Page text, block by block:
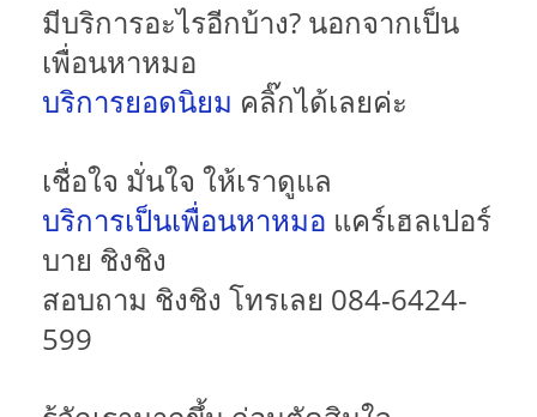
มีบริการอะไรอีกบ้าง? นอกจากเป็น
เพื่อนหาหมอ
บริการยอดนิยม คลิ๊กได้เลยค่ะ
เชื่อใจ มั่นใจ ให้เราดูแล
บริการเป็นเพื่อนหาหมอ แคร์เฮลเปอร์
บาย ชิงชิง
สอบถาม ชิงชิง โทรเลย 084-6424-
599